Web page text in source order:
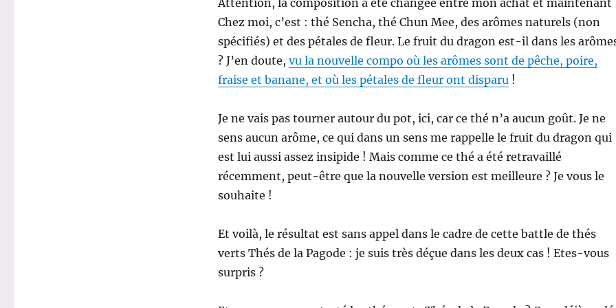
Attention, la composition a été changée entre mon achat et maintenant
Chez moi, c’est : thé Sencha, thé Chun Mee, des arômes naturels (non
spécifiés) et des pétales de fleur. Le fruit du dragon est-il dans les
? J’en doute, vu la nouvelle compo où les arômes sont de pêche, poire,
fraise et banane, et où les pétales de fleur ont disparu!
Je ne vais pas tourner autour du pot, ici, car ce thé n’a aucun goût. Je ne
sens aucun arôme, ce qui dans un sens me rappelle le fruit du dragon qui
est lui aussi assez insipide ! Mais comme ce thé a été retravaillé
récemment, peut-être que la nouvelle version est meilleure ? Je vous le
souhaite !
Et voilà, le résultat est sans appel dans le cadre de cette battle de thés
verts Thés de la Pagode : je suis très déçue dans les deux cas ! Etes-vous
surpris ?